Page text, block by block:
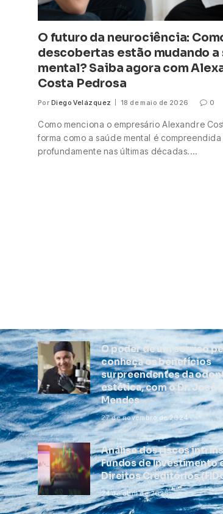
O futuro da neurociência:
descobertas estão mudando a
mental? Saiba agora com
Costa Pedrosa
Por Diego Velázquez 18 de maio de 2026 0
Como menciona o empresário Alexandre
forma como a saúde mental é compreendida
profundamente nas últimas décadas.…
O poder de um sorriso
conheça os benefícios
surpreendentes da
estética, com o Dr. José
Mendes
27 de novembro de 2024
Análise dos riscos
Fundos de Investimento
Direitos Creditórios
24 de abril de 2025